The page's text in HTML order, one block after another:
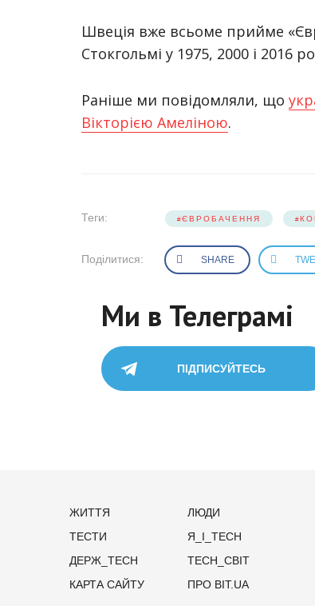
Швеція вже всьоме прийме
Стокгольмі у 1975, 2000 і 2016
Раніше ми повідомляли, що
Вікторією Амеліною.
Теги: ЄВРОБАЧЕННЯ
Поділитися: SHARE
Ми в Телеграмі
ПІДПИСУЙТЕСЬ
ЖИТТЯ
ЛЮДИ
ТЕСТИ
Я_І_TECH
ДЕРЖ_TECH
TECH_СВІТ
КАРТА САЙТУ
ПРО BIT.UA